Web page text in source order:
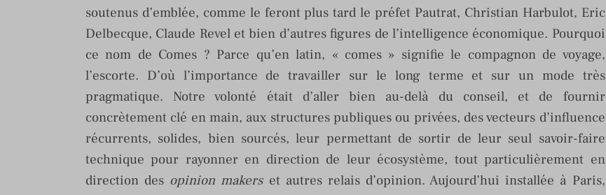
soutenus d’emblée, comme le feront plus tard le préfet Pautrat, Christian Harbulot, Eric
Delbecque, Claude Revel et bien d’autres figures de l’intelligence économique. Pourquoi
ce nom de Comes ? Parce qu’en latin, « comes » signifie le compagnon de voyage,
l’escorte. D’où l’importance de travailler sur le long terme et sur un mode très
pragmatique. Notre volonté était d’aller bien au-delà du conseil, et de fournir
concrètement clé en main, aux structures publiques ou privées, des vecteurs d’influence
récurrents, solides, bien sourcés, leur permettant de sortir de leur seul savoir-faire
technique pour rayonner en direction de leur écosystème, tout particulièrement en
direction des opinion makerset autres relais d’opinion. Aujourd’hui installée à Paris,